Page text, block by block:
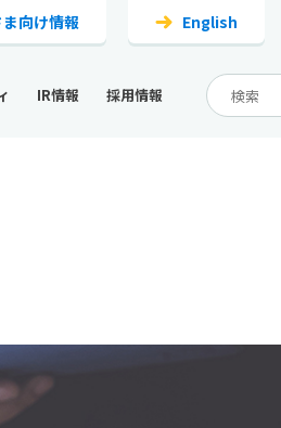
向け情報 English
IR情報 採用情報